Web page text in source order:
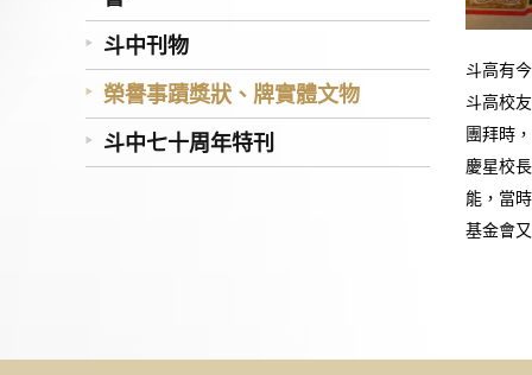
斗中刊物
榮譽事蹟獎狀、牌實體文物
斗中七十周年特刊
斗高有
斗高校
團拜時
慶星校
能，當
基金會